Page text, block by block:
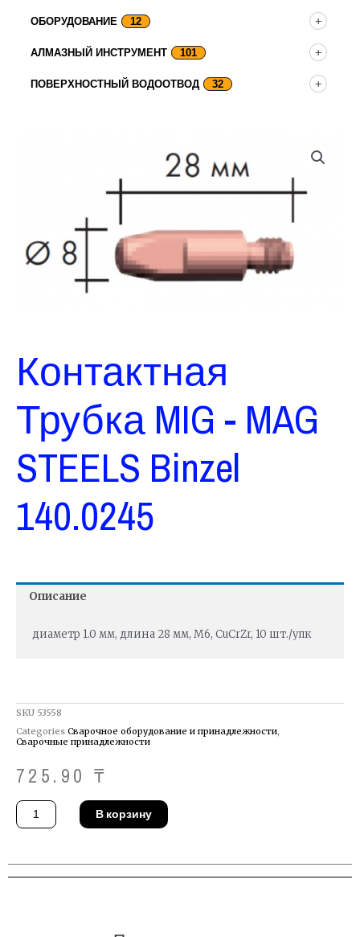
ОБОРУДОВАНИЕ 12
АЛМАЗНЫЙ ИНСТРУМЕНТ 101
ПОВЕРХНОСТНЫЙ ВОДООТВОД 32
Контактная
Трубка MIG - MAG
STEELS Binzel
140.0245
Описание
диаметр 1.0 мм, длина 28 мм, М6, CuCrZr, 10 шт./упк
SKU 53558
Categories Сварочное оборудование и принадлежности,
Сварочные принадлежности
725.90 ₸
Количество
товара
Контактная
MAG
STEELS
В корзину